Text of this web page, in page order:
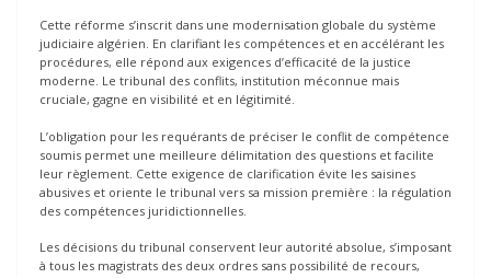
Cette réforme s’inscrit dans une modernisation globale du système
judiciaire algérien. En clarifiant les compétences et en accélérant les
procédures, elle répond aux exigences d’efficacité de la justice
moderne. Le tribunal des conflits, institution méconnue mais
cruciale, gagne en visibilité et en légitimité.
L’obligation pour les requérants de préciser le conflit de compétence
soumis permet une meilleure délimitation des questions et facilite
leur règlement. Cette exigence de clarification évite les saisines
abusives et oriente le tribunal vers sa mission première : la régulation
des compétences juridictionnelles.
Les décisions du tribunal conservent leur autorité absolue, s’imposant
à tous les magistrats des deux ordres sans possibilité de recours,